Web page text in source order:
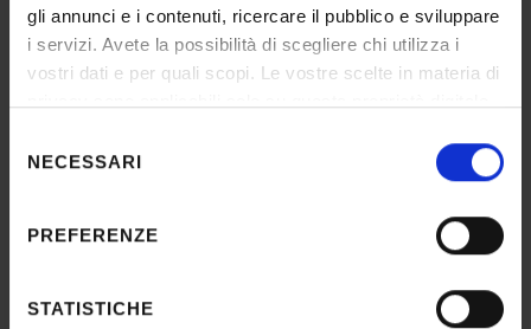
gli annunci e i contenuti, ricercare il pubblico e sviluppare
i servizi. Avete la possibilità di scegliere chi utilizza i
vostri dati e per quali scopi. Le vostre scelte in materia di
modificare o revocare il proprio consenso in qualsiasi
momento dalla Dichiarazione sui cookie o facendo clic
raccogliere informazioni sulla tua posizione
delNECESSARI
PREFERENZE
STATISTICHE
IT | 110Kb
Candidati ammessi al colloquio
IT | 112Kb
IT | 120Kb